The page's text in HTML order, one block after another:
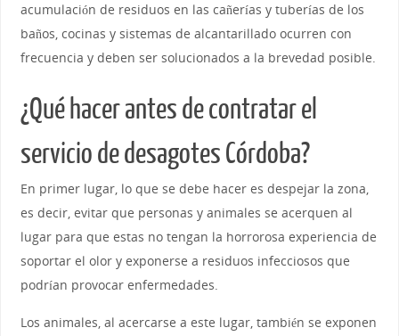
acumulación de residuos en las cañerías y tuberías de los
baños, cocinas y sistemas de alcantarillado ocurren con
frecuencia y deben ser solucionados a la brevedad posible.
¿Qué hacer antes de contratar el
servicio de desagotes Córdoba?
En primer lugar, lo que se debe hacer es despejar la zona,
es decir, evitar que personas y animales se acerquen al
lugar para que estas no tengan la horrorosa experiencia de
soportar el olor y exponerse a residuos infecciosos que
podrían provocar enfermedades.
Los animales, al acercarse a este lugar, también se exponen